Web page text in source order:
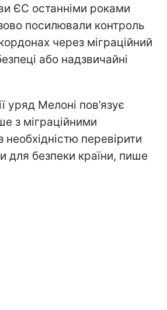
ЄС останніми роками
посилювали контроль
через міграційний
або надзвичайні
уряд Мелоні пов’язує
з міграційними
необхідністю перевірити
для безпеки країни, пише